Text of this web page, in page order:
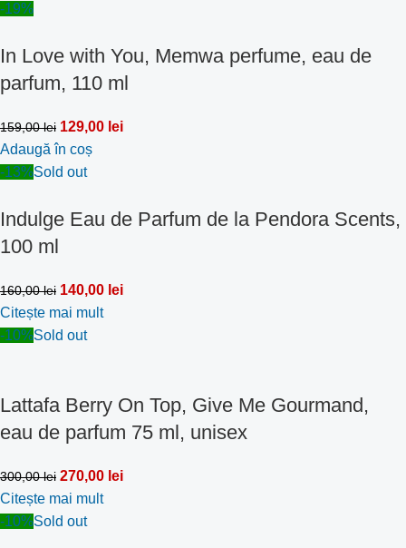
-19%
In Love with You, Memwa perfume, eau de
parfum, 110 ml
159,00lei 129,00 lei
Adaugă în coș
-13%Sold out
Indulge Eau de Parfum de la Pendora Scents,
100 ml
160,00lei 140,00 lei
Citește mai mult
-10%Sold out
Lattafa Berry On Top, Give Me Gourmand,
eau de parfum 75 ml, unisex
300,00lei 270,00 lei
Citește mai mult
-10%Sold out